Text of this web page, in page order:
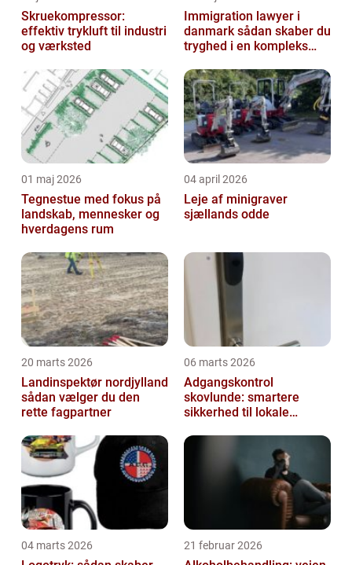
Skruekompressor:
effektiv trykluft til industri
og værksted
Immigration lawyer i
danmark sådan skaber du
tryghed i en kompleks
01 maj 2026
Tegnestue med fokus på
landskab, mennesker og
hverdagens rum
04 april 2026
Leje af minigraver
sjællands odde
20 marts 2026
Landinspektør nordjylland
sådan vælger du den
rette fagpartner
06 marts 2026
Adgangskontrol
skovlunde: smartere
sikkerhed til lokale
04 marts 2026 21 februar 2026